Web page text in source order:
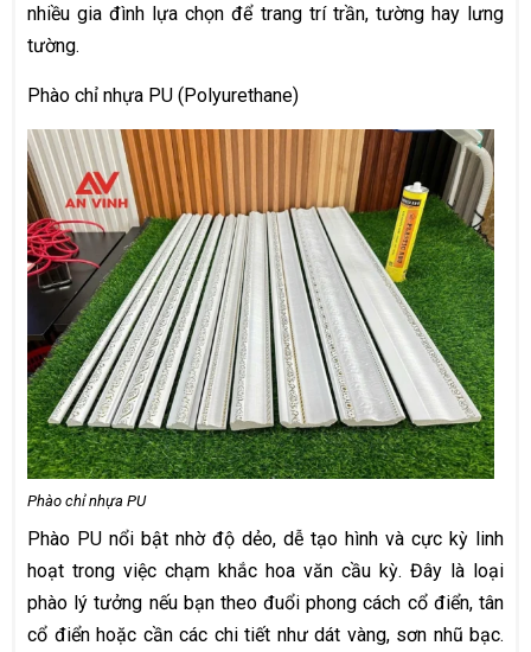
nhiều gia đình lựa chọn để trang trí trần, tường hay lưng
tường.
Phào chỉ nhựa PU (Polyurethane)
Phào chỉ nhựa PU
Phào PU nổi bật nhờ độ dẻo, dễ tạo hình và cực kỳ linh
hoạt trong việc chạm khắc hoa văn cầu kỳ. Đây là loại
phào lý tưởng nếu bạn theo đuổi phong cách cổ điển, tân
cổ điển hoặc cần các chi tiết như dát vàng, sơn nhũ bạc.